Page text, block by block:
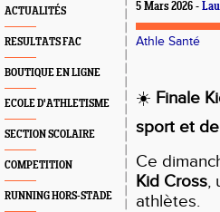
ACTUALITÉS
RESULTATS FAC
BOUTIQUE EN LIGNE
ECOLE D'ATHLETISME
SECTION SCOLAIRE
COMPETITION
RUNNING HORS-STADE
5 Mars 2026 -
Athle Santé
☀️ Finale
sport et
Ce
Kid Cross,
athlètes.